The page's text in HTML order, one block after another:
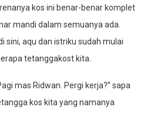
kos ini benar-benar komplet
mandi dalam semuanya ada.
sini, aqu dan istriku sudah mulai
tetanggakost kita.
mas Ridwan. Pergi kerja?” sapa
kos kita yang namanya